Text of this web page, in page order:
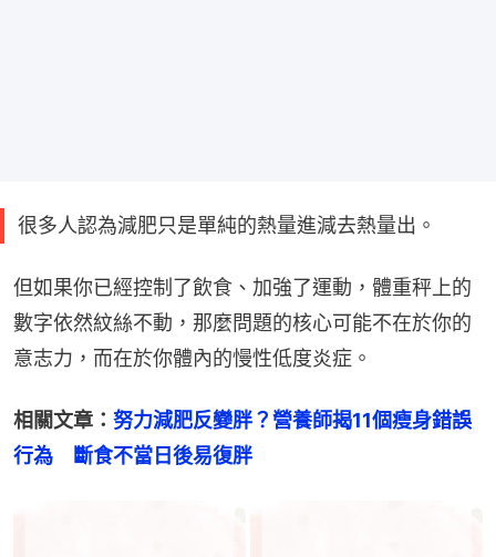
很多人認為減肥只是單純的熱量進減去熱量出。
但如果你已經控制了飲食、加強了運動，體重秤上的
數字依然紋絲不動，那麼問題的核心可能不在於你的
意志力，而在於你體內的慢性低度炎症。
相關文章： 努力減肥反變胖？營養師揭11個瘦身錯誤
行為　斷食不當日後易復胖